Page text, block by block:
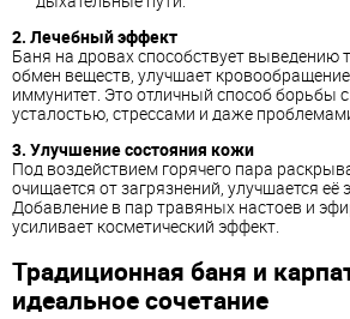
2. Лечебный эффект
Баня на дровах способствует выведению
обмен веществ, улучшает
иммунитет. Это отличный способ борьбы
усталостью, стрессами и даже
3. Улучшение состояния кожи
Под воздействием горячего пара
очищается от загрязнений, улучшается её
Добавление в пар травяных настоев и
усиливает косметический эффект.
Традиционная баня и
идеальное сочетание